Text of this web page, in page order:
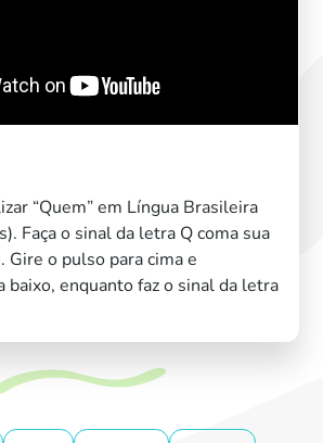
“Quem” em Língua Brasileira
Faça o sinal da letra Q coma sua
Gire o pulso para cima e
baixo, enquanto faz o sinal da letra